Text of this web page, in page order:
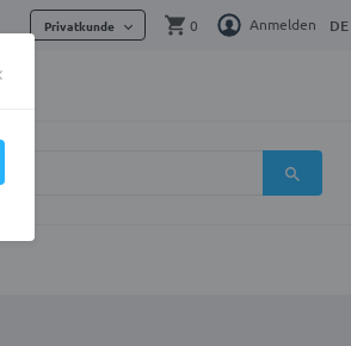
Privatkunde 0 Anmelden DE